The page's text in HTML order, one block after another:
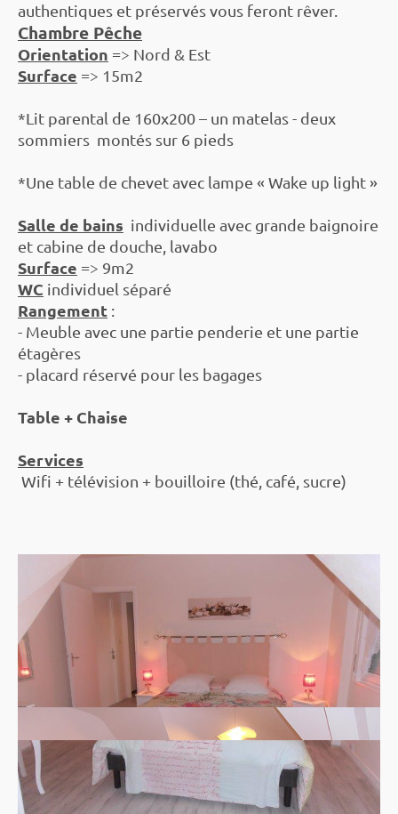
authentiques et préservés vous feront rêver.
Chambre Pêche
Orientation => Nord & Est
Surface => 15m2
*Lit parental de 160x200 – un matelas - deux
sommiers montés sur 6 pieds
*Une table de chevet avec lampe « Wake up light »
Salle de bains individuelle avec grande baignoire
et cabine de douche, lavabo
Surface => 9m2
WC individuel séparé
Rangement :
- Meuble avec une partie penderie et une partie
étagères
- placard réservé pour les bagages
Table + Chaise
Services
Wifi + télévision + bouilloire (thé, café, sucre)